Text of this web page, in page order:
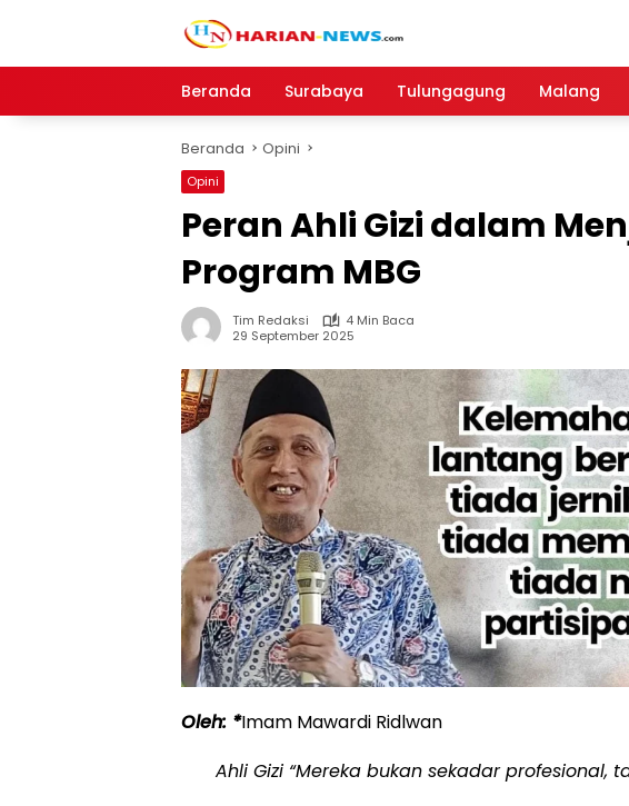
Beranda
Surabaya Tulungagung Malang
Beranda Opini
Opini
Peran Ahli Gizi dalam
Program MBG
Tim Redaksi
4 Min Baca
29 September 2025
Oleh: *Imam Mawardi Ridlwan
Ahli Gizi “Mereka bukan sekadar